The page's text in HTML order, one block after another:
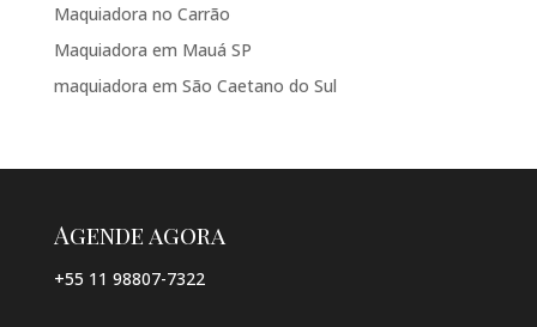
Maquiadora no Carrão
Maquiadora em Mauá SP
maquiadora em São Caetano do Sul
Agende agora
+55 11 98807-7322